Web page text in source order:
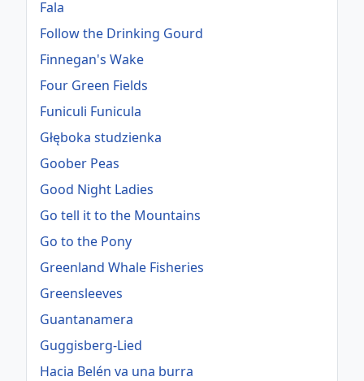
Fala
Follow the Drinking Gourd
Finnegan's Wake
Four Green Fields
Funiculi Funicula
Głęboka studzienka
Goober Peas
Good Night Ladies
Go tell it to the Mountains
Go to the Pony
Greenland Whale Fisheries
Greensleeves
Guantanamera
Guggisberg-Lied
Hacia Belén va una burra